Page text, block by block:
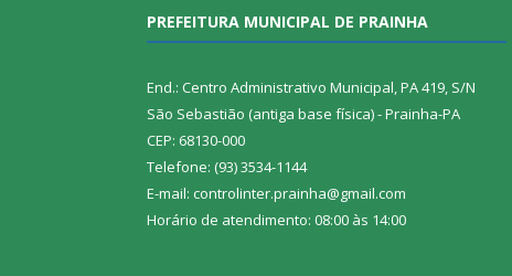
PREFEITURA MUNICIPAL DE PRAINHA
End.: Centro Administrativo Municipal, PA 419, S/N
São Sebastião (antiga base física) - Prainha-PA
CEP: 68130-000
Telefone: (93) 3534-1144
E-mail: controlinter.prainha@gmail.com
Horário de atendimento: 08:00 às 14:00